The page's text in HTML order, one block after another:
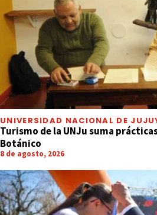
UNIVERSIDAD NACIONAL DE
Turismo de la UNJu suma
Botánico
8 de agosto, 2026